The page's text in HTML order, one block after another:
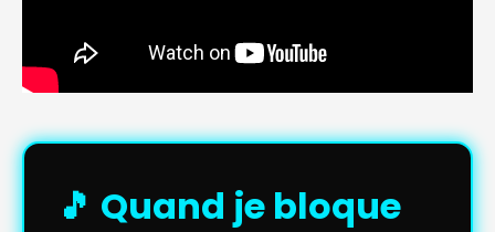
🎵 Quand je bloque